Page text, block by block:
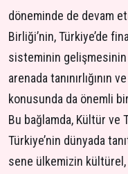
döneminde de devam
Birliği’nin, Türkiye’de
sisteminin gelişmesinin
arenada
konusunda da önemli
Bu bağlamda, Kültür ve
Türkiye’nin dünyada
sene ülkemizin